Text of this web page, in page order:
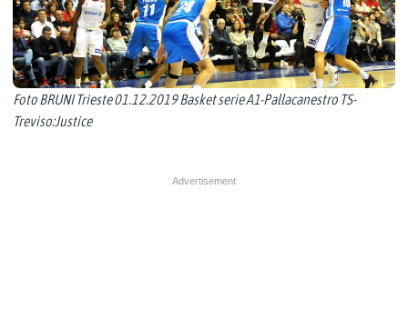
Foto BRUNI Trieste 01.12.2019 Basket serie A1-Pallacanestro TS-
Treviso:Justice